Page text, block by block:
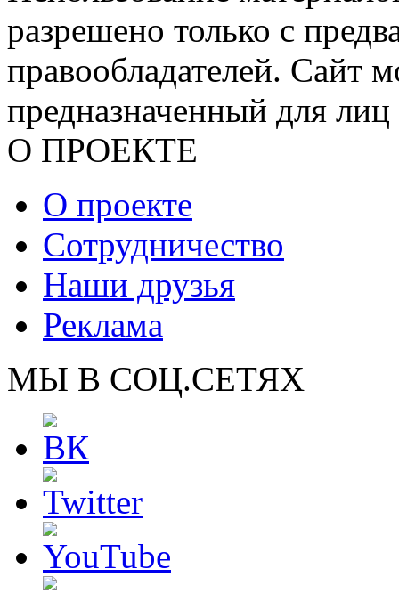
разрешено только с
правообладателей. Сайт
предназначенный для
О ПРОЕКТЕ
О проекте
Сотрудничество
Наши друзья
Реклама
МЫ В СОЦ.СЕТЯХ